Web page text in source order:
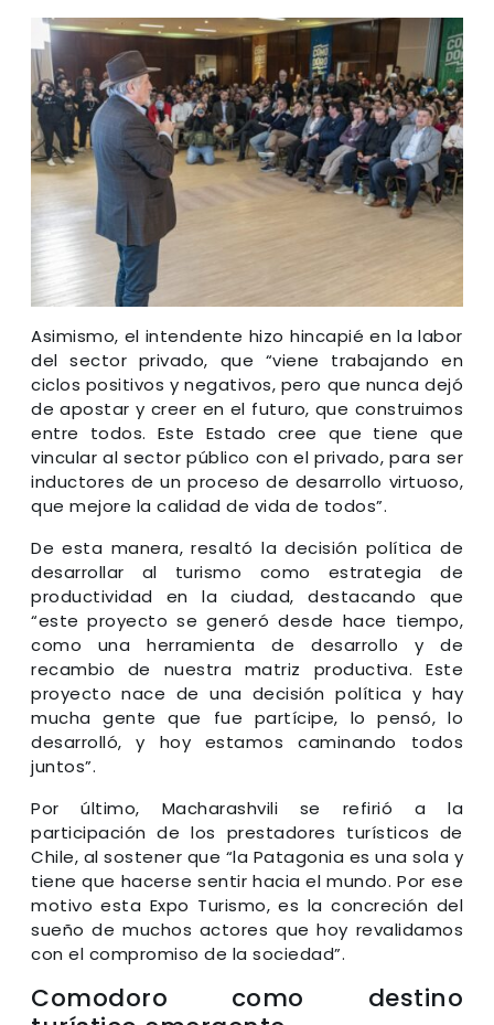
Asimismo, el intendente hizo hincapié en la labor
del sector privado, que “viene trabajando en
ciclos positivos y negativos, pero que nunca dejó
de apostar y creer en el futuro, que construimos
entre todos. Este Estado cree que tiene que
vincular al sector público con el privado, para ser
inductores de un proceso de desarrollo virtuoso,
que mejore la calidad de vida de todos”.
De esta manera, resaltó la decisión política de
desarrollar al turismo como estrategia de
productividad en la ciudad, destacando que
“este proyecto se generó desde hace tiempo,
como una herramienta de desarrollo y de
recambio de nuestra matriz productiva. Este
proyecto nace de una decisión política y hay
mucha gente que fue partícipe, lo pensó, lo
desarrolló, y hoy estamos caminando todos
juntos”.
Por último, Macharashvili se refirió a la
participación de los prestadores turísticos de
Chile, al sostener que “la Patagonia es una sola y
tiene que hacerse sentir hacia el mundo. Por ese
motivo esta Expo Turismo, es la concreción del
sueño de muchos actores que hoy revalidamos
con el compromiso de la sociedad”.
Comodoro como destino